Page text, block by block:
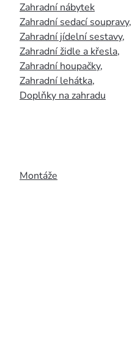
Zahradní nábytek
Zahradní sedací soupravy,
Zahradní jídelní sestavy,
Zahradní židle a křesla,
Zahradní houpačky,
Zahradní lehátka,
Doplňky na zahradu
Montáže